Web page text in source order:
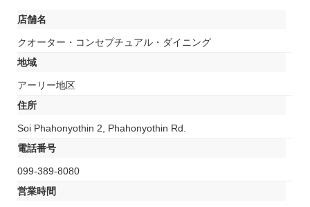
店舗名
クオーター・コンセプチュアル・ダイニング
地域
アーリー地区
住所
Soi Phahonyothin 2, Phahonyothin Rd.
電話番号
099-389-8080
営業時間